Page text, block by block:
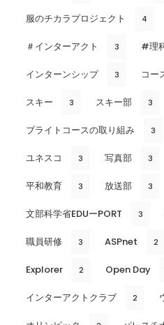
服のチカラプロジェクト 4
＃インターアクト 3 #理
インターンシップ 3 コー
スキー 3 スキー部 3
ブライトコースの取り組み 3
ユネスコ 3 写真部 3
平和教育 3 放送部 3
文部科学省EDUーPORT 3
職員研修 3 ASPnet 2
Explorer 2 Open Day
インターアクトクラブ 2